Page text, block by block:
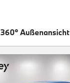
360° Außenansicht